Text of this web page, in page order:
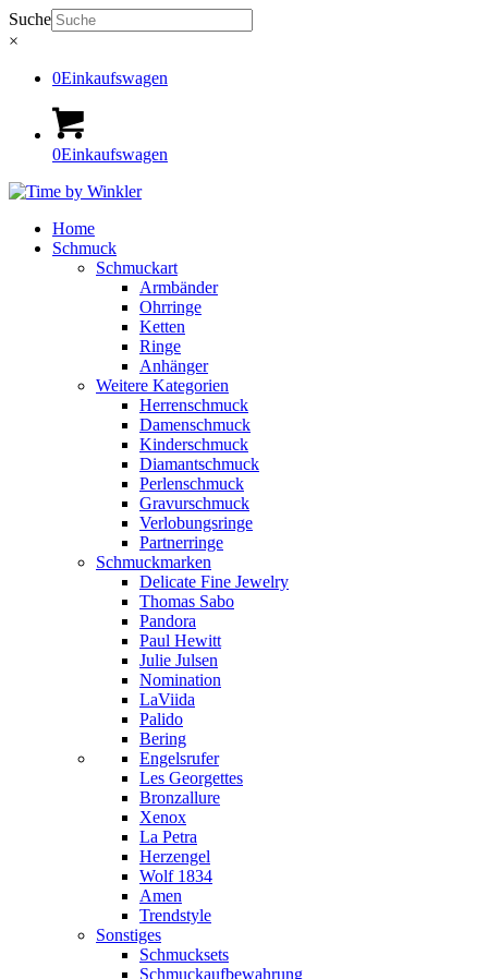
Suche
×
0Einkaufswagen
0Einkaufswagen
Home
Schmuck
Schmuckart
Armbänder
Ohrringe
Ketten
Ringe
Anhänger
Weitere Kategorien
Herrenschmuck
Damenschmuck
Kinderschmuck
Diamantschmuck
Perlenschmuck
Gravurschmuck
Verlobungsringe
Partnerringe
Schmuckmarken
Delicate Fine Jewelry
Thomas Sabo
Pandora
Paul Hewitt
Julie Julsen
Nomination
LaViida
Palido
Bering
Engelsrufer
Les Georgettes
Bronzallure
Xenox
La Petra
Herzengel
Wolf 1834
Amen
Trendstyle
Sonstiges
Schmucksets
Schmuckaufbewahrung